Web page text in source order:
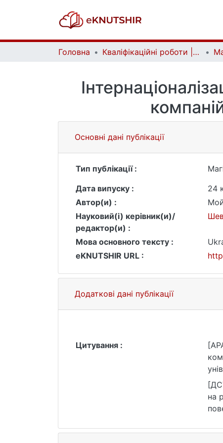
Головна Кваліфікаційні роботи | Qualifying works
Основні дані публікації
Тип публікації :
Дата випуску :
24
Автор(и) :
Науковий(і) керівник(и)/
редактор(и) :
Мова основного тексту :
eKNUTSHIR URL :
Додаткові дані публікації
Цитування :
на